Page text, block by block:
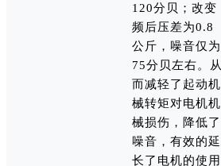
120分贝；改变
频后压差为0.8
公斤，噪音仅为
75分贝左右。从
而减轻了起动机
械转矩对电机机
械损伤，降低了
噪音，有效的延
长了电机的使用